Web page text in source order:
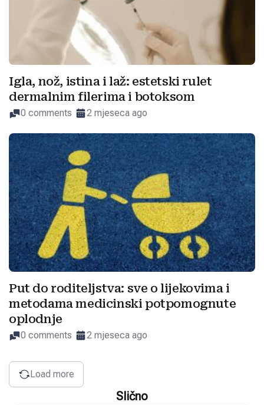
Igla, nož, istina i laž: estetski rulet
dermalnim filerima i botoksom
0 comments 2 mjeseca ago
Put do roditeljstva: sve o lijekovima i
metodama medicinski potpomognute
oplodnje
0 comments 2 mjeseca ago
Load more
Slično